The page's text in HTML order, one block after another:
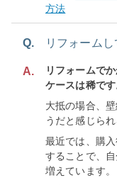
方法
Q. リフォーム
A.
リフォームで
ケースは稀です
大抵の場合、
うだと感じら
最近では、購
することで、
増えています。